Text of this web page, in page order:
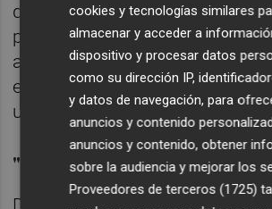
que la del covid" por la pérdida
por el tiempo que han pasado
acceder a ningún servicio y, a
emocional, por la afectación a
usuarios.
"Un poco olvidado"
cookies y tecnologías similares
almacenar y acceder a
dispositivo y procesar datos
como su dirección IP,
y datos de navegación, para
anuncios y contenido
anuncios y contenido, obtener
sobre la audiencia y mejorar los
Proveedores de terceros (1725)